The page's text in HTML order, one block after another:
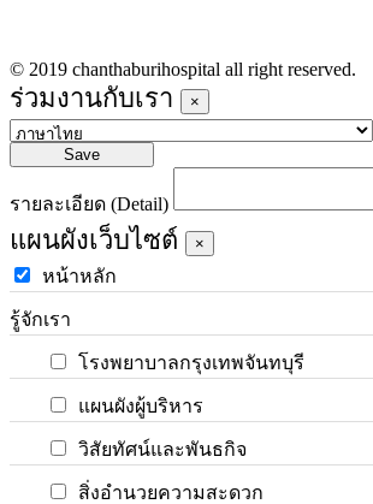
© 2019 chanthaburihospital all right reserved.
ร่วมงานกับเรา ×
Save
รายละเอียด (Detail)
แผนผังเว็บไซต์ ×
หน้าหลัก
รู้จักเรา
โรงพยาบาลกรุงเทพจันทบุรี
แผนผังผู้บริหาร
วิสัยทัศน์และพันธกิจ
สิ่งอำนวยความสะดวก